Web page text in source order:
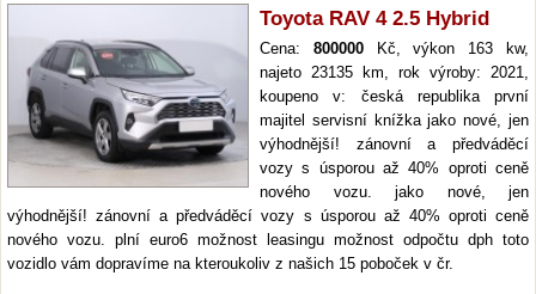
Toyota RAV 4 2.5 Hybrid
Cena: 800000Kč, výkon 163 kw,
najeto 23135 km, rok výroby: 2021,
koupeno v: česká republika první
majitel servisní knížka jako nové, jen
výhodnější! zánovní a předváděcí
vozy s úsporou až 40% oproti ceně
nového vozu. jako nové, jen
výhodnější! zánovní a předváděcí vozy s úsporou až 40% oproti ceně
nového vozu. plní euro6 možnost leasingu možnost odpočtu dph toto
vozidlo vám dopravíme na kteroukoliv z našich 15 poboček v čr.